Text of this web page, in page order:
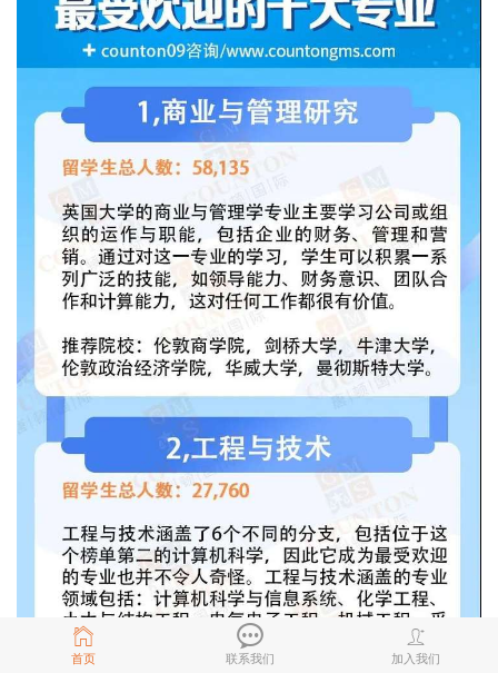
首页 联系我们 加入我们